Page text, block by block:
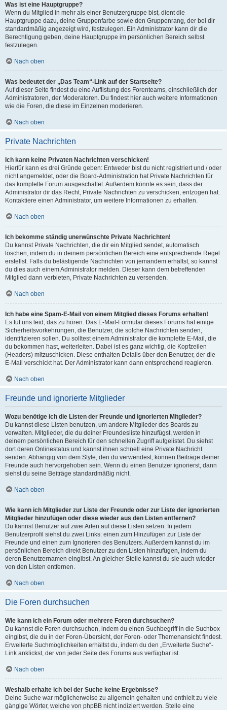
Was ist eine Hauptgruppe?
Wenn du Mitglied in mehr als einer Benutzergruppe bist, dient die
Hauptgruppe dazu, deine Gruppenfarbe sowie den Gruppenrang, der bei dir
standardmäßig angezeigt wird, festzulegen. Ein Administrator kann dir die
Berechtigung geben, deine Hauptgruppe im persönlichen Bereich selbst
festzulegen.
Nach oben
Was bedeutet der „Das Team“-Link auf der Startseite?
Auf dieser Seite findest du eine Auflistung des Forenteams, einschließlich der
Administratoren, der Moderatoren. Du findest hier auch weitere Informationen
wie die Foren, die diese im Einzelnen moderieren.
Nach oben
Private Nachrichten
Ich kann keine Privaten Nachrichten verschicken!
Hierfür kann es drei Gründe geben: Entweder bist du nicht registriert und / oder
nicht angemeldet, oder die Board-Administration hat Private Nachrichten für
das komplette Forum ausgeschaltet. Außerdem könnte es sein, dass der
Administrator dir das Recht, Private Nachrichten zu verschicken, entzogen hat.
Kontaktiere einen Administrator, um weitere Informationen zu erhalten.
Nach oben
Ich bekomme ständig unerwünschte Private Nachrichten!
Du kannst Private Nachrichten, die dir ein Mitglied sendet, automatisch
löschen, indem du in deinem persönlichen Bereich eine entsprechende Regel
erstellst. Falls du belästigende Nachrichten von jemandem erhältst, so kannst
du dies auch einem Administrator melden. Dieser kann dem betreffenden
Mitglied dann verbieten, Private Nachrichten zu versenden.
Nach oben
Ich habe eine Spam-E-Mail von einem Mitglied dieses Forums erhalten!
Es tut uns leid, das zu hören. Das E-Mail-Formular dieses Forums hat einige
Sicherheitsvorkehrungen, die Benutzer, die solche Nachrichten senden,
identifizieren sollen. Du solltest einem Administrator die komplette E-Mail, die
du bekommen hast, weiterleiten. Dabei ist es ganz wichtig, die Kopfzeilen
(Headers) mitzuschicken. Diese enthalten Details über den Benutzer, der die
E-Mail verschickt hat. Der Administrator kann dann entsprechend reagieren.
Nach oben
Freunde und ignorierte Mitglieder
Wozu benötige ich die Listen der Freunde und ignorierten Mitglieder?
Du kannst diese Listen benutzen, um andere Mitglieder des Boards zu
verwalten. Mitglieder, die du deiner Freundesliste hinzufügst, werden in
deinem persönlichen Bereich für den schnellen Zugriff aufgelistet. Du siehst
dort deren Onlinestatus und kannst ihnen schnell eine Private Nachricht
senden. Abhängig von dem Style, den du verwendest, können Beiträge deiner
Freunde auch hervorgehoben sein. Wenn du einen Benutzer ignorierst, dann
siehst du seine Beiträge standardmäßig nicht.
Nach oben
Wie kann ich Mitglieder zur Liste der Freunde oder zur Liste der ignorierten
Mitglieder hinzufügen oder diese wieder aus den Listen entfernen?
Du kannst Benutzer auf zwei Arten auf diese Listen setzen: In jedem
Benutzerprofil siehst du zwei Links: einen zum Hinzufügen zur Liste der
Freunde und einen zum Ignorieren des Benutzers. Außerdem kannst du im
persönlichen Bereich direkt Benutzer zu den Listen hinzufügen, indem du
deren Benutzernamen eingibst. An gleicher Stelle kannst du sie auch wieder
von den Listen entfernen.
Nach oben
Die Foren durchsuchen
Wie kann ich ein Forum oder mehrere Foren durchsuchen?
Du kannst die Foren durchsuchen, indem du einen Suchbegriff in die Suchbox
eingibst, die du in der Foren-Übersicht, der Foren- oder Themenansicht findest.
Erweiterte Suchmöglichkeiten erhältst du, indem du den „Erweiterte Suche“-
Link anklickst, der von jeder Seite des Forums aus verfügbar ist.
Nach oben
Weshalb erhalte ich bei der Suche keine Ergebnisse?
Deine Suche war möglicherweise zu allgemein gehalten und enthielt zu viele
gängige Wörter, welche von phpBB nicht indiziert werden. Stelle eine